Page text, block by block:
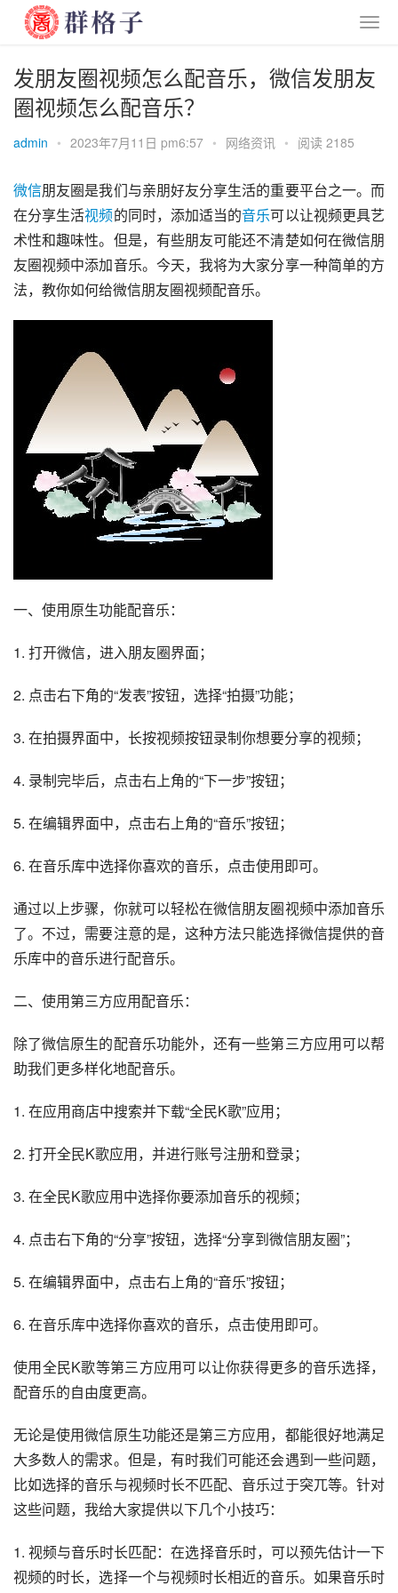
发朋友圈视频怎么配音乐，微信发朋友
圈视频怎么配音乐？
admin • 2023年7月11日 pm6:57 • 网络资讯 • 阅读 2185
微信朋友圈是我们与亲朋好友分享生活的重要平台之一。而
在分享生活视频的同时，添加适当的音乐可以让视频更具艺
术性和趣味性。但是，有些朋友可能还不清楚如何在微信朋
友圈视频中添加音乐。今天，我将为大家分享一种简单的方
法，教你如何给微信朋友圈视频配音乐。
一、使用原生功能配音乐：
1. 打开微信，进入朋友圈界面；
2. 点击右下角的“发表”按钮，选择“拍摄”功能；
3. 在拍摄界面中，长按视频按钮录制你想要分享的视频；
4. 录制完毕后，点击右上角的“下一步”按钮；
5. 在编辑界面中，点击右上角的“音乐”按钮；
6. 在音乐库中选择你喜欢的音乐，点击使用即可。
通过以上步骤，你就可以轻松在微信朋友圈视频中添加音乐
了。不过，需要注意的是，这种方法只能选择微信提供的音
乐库中的音乐进行配音乐。
二、使用第三方应用配音乐：
除了微信原生的配音乐功能外，还有一些第三方应用可以帮
助我们更多样化地配音乐。
1. 在应用商店中搜索并下载“全民K歌”应用；
2. 打开全民K歌应用，并进行账号注册和登录；
3. 在全民K歌应用中选择你要添加音乐的视频；
4. 点击右下角的“分享”按钮，选择“分享到微信朋友圈”；
5. 在编辑界面中，点击右上角的“音乐”按钮；
6. 在音乐库中选择你喜欢的音乐，点击使用即可。
使用全民K歌等第三方应用可以让你获得更多的音乐选择，
配音乐的自由度更高。
无论是使用微信原生功能还是第三方应用，都能很好地满足
大多数人的需求。但是，有时我们可能还会遇到一些问题，
比如选择的音乐与视频时长不匹配、音乐过于突兀等。针对
这些问题，我给大家提供以下几个小技巧：
1. 视频与音乐时长匹配：在选择音乐时，可以预先估计一下
视频的时长，选择一个与视频时长相近的音乐。如果音乐时